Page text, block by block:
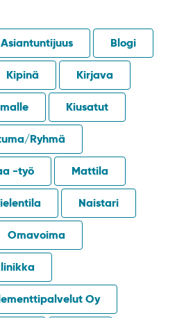
Asiantuntijuus Blogi
Kipinä Kirjava
Kiusatut
Ryhmä
-työ Mattila
Naistari
Omavoima
Oy